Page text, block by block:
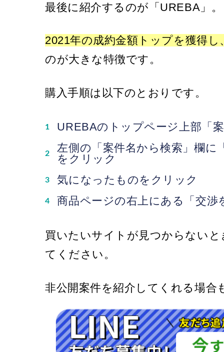
最後に紹介するのが「UREBA」。
2021年の成約金額トップを獲得し
のが大きな特徴です。
購入手順は以下のとおりです。
UREBAのトップページ上部「
左側の「案件名から検索」欄に
をクリック
気になったものをクリック
商品ページの右上にある「交
買いたいサイトが見つからない
てください。
非公開案件を紹介してくれる場合